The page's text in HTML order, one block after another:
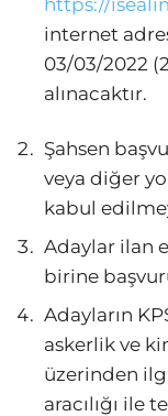
internet
03/03/2022
alınacaktır.
Şahsen
veya diğer
kabul
Adaylar ilan
birine
Adayların
askerlik ve
üzerinden
aracılığı ile